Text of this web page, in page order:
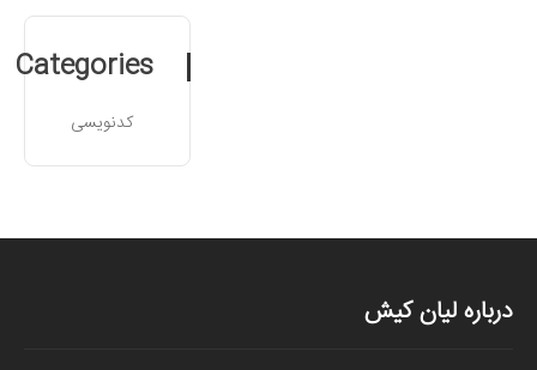
Categories
کدنویسی
درباره لیان کیش